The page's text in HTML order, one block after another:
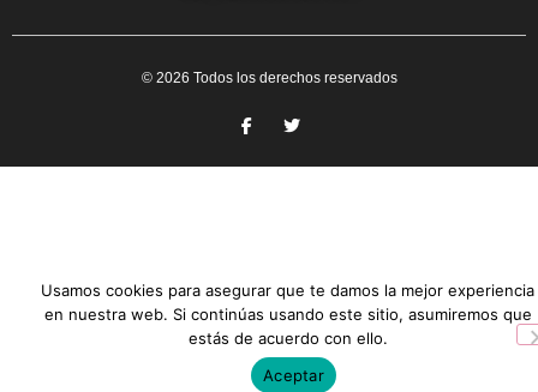
© 2026 Todos los derechos reservados
Usamos cookies para asegurar que te damos la mejor experiencia
en nuestra web. Si continúas usando este sitio, asumiremos que
estás de acuerdo con ello.
Aceptar